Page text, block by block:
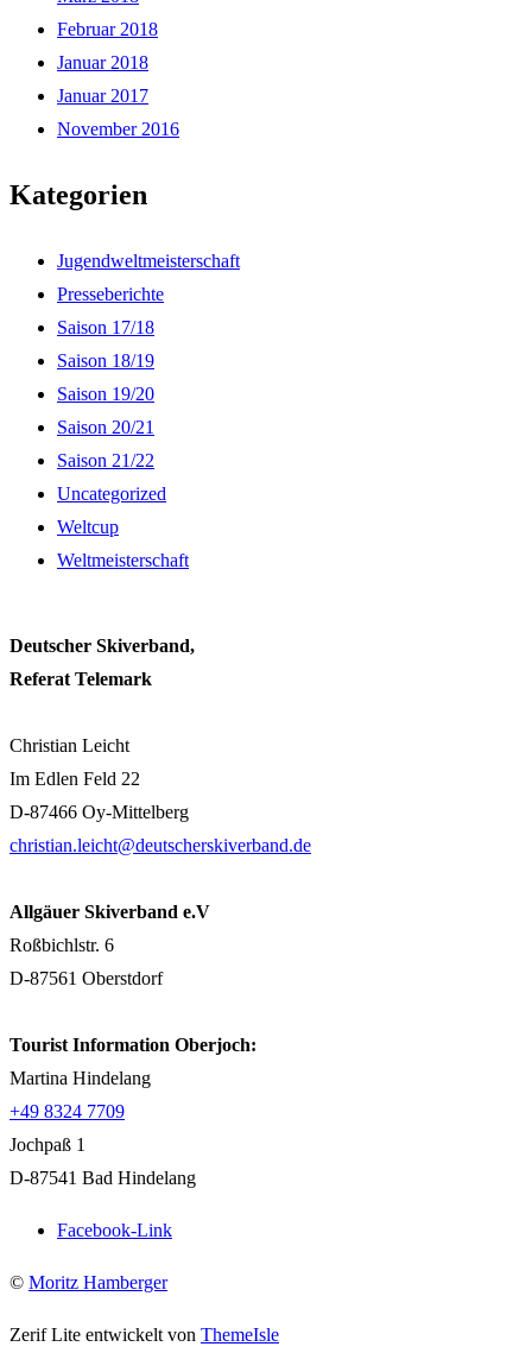
Februar 2018
Januar 2018
Januar 2017
November 2016
Kategorien
Jugendweltmeisterschaft
Presseberichte
Saison 17/18
Saison 18/19
Saison 19/20
Saison 20/21
Saison 21/22
Uncategorized
Weltcup
Weltmeisterschaft
Deutscher Skiverband,
Referat Telemark
Christian Leicht
Im Edlen Feld 22
D-87466 Oy-Mittelberg
christian.leicht@deutscherskiverband.de
Allgäuer Skiverband e.V
Roßbichlstr. 6
D-87561 Oberstdorf
Tourist Information Oberjoch:
Martina Hindelang
+49 8324 7709
Jochpaß 1
D-87541 Bad Hindelang
Facebook-Link
© Moritz Hamberger
Zerif Lite entwickelt von ThemeIsle